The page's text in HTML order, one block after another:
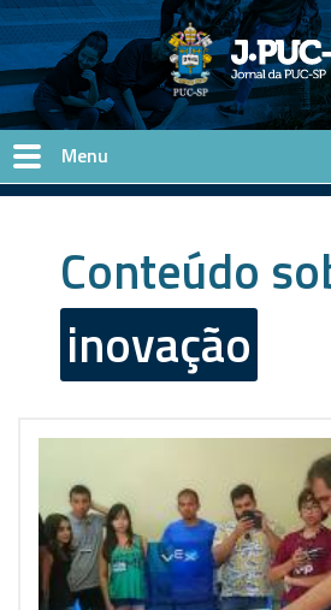
Pular para o conteúdo principal
Conteúdo
inovação